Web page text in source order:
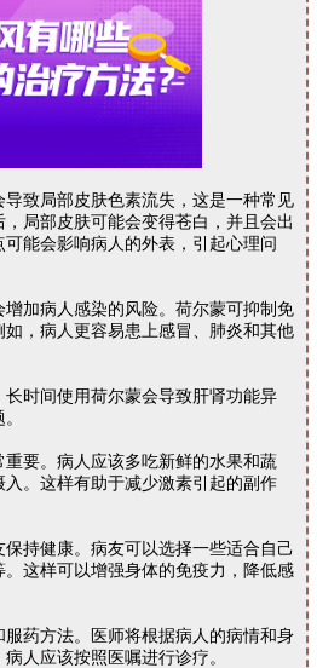
局部皮肤色素流失，这是一种常见
局部皮肤可能会变得苍白，并且会出
能会影响病人的外表，引起心理问
病人感染的风险。荷尔蒙可抑制免
，病人更容易患上感冒、肺炎和其他
间使用荷尔蒙会导致肝肾功能异
。病人应该多吃新鲜的水果和蔬
。这样有助于减少激素引起的副作
健康。病友可以选择一些适合自己
这样可以增强身体的免疫力，降低感
方法。医师将根据病人的病情和身
人应该按照医嘱进行诊疗。